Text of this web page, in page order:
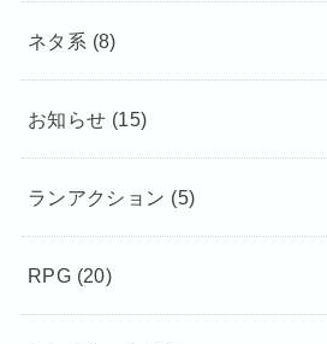
ネタ系 (8)
お知らせ (15)
ランアクション (5)
RPG (20)